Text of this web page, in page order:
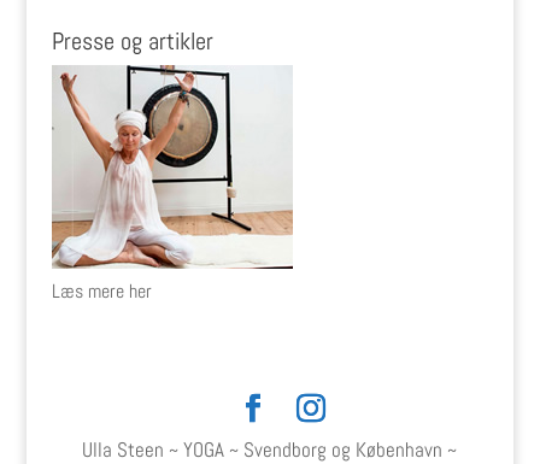
Presse og artikler
Læs mere her
Ulla Steen ~ YOGA ~ Svendborg og København ~